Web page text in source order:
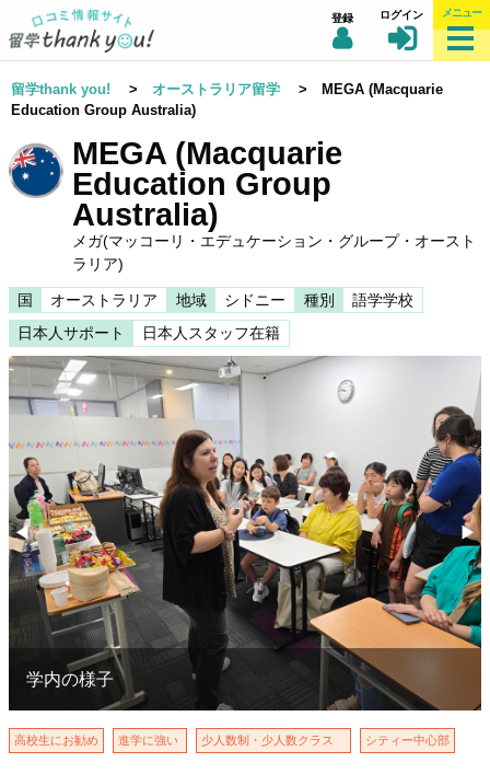
登録 ログイン メニュー
留学thank you! > オーストラリア留学 > MEGA (Macquarie
Education Group Australia)
MEGA (Macquarie
Education Group
Australia)
メガ(マッコーリ・エデュケーション・グループ・オースト
ラリア)
国 オーストラリア 地域 シドニー 種別
語学学校
日本人サポート
日本人スタッフ在籍
Previous
◀︎ ▶︎
学内の様子
高校生にお勧め 進学に強い 少人数制・少人数クラス シティー中心部